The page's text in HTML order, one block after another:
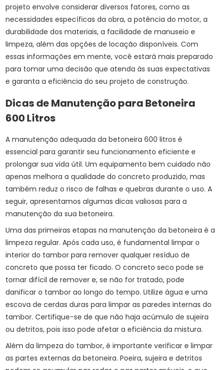
projeto envolve considerar diversos fatores, como as
necessidades específicas da obra, a potência do motor, a
durabilidade dos materiais, a facilidade de manuseio e
limpeza, além das opções de locação disponíveis. Com
essas informações em mente, você estará mais preparado
para tomar uma decisão que atenda às suas expectativas
e garanta a eficiência do seu projeto de construção.
Dicas de Manutenção para Betoneira
600 Litros
A manutenção adequada da betoneira 600 litros é
essencial para garantir seu funcionamento eficiente e
prolongar sua vida útil. Um equipamento bem cuidado não
apenas melhora a qualidade do concreto produzido, mas
também reduz o risco de falhas e quebras durante o uso. A
seguir, apresentamos algumas dicas valiosas para a
manutenção da sua betoneira.
Uma das primeiras etapas na manutenção da betoneira é a
limpeza regular. Após cada uso, é fundamental limpar o
interior do tambor para remover qualquer resíduo de
concreto que possa ter ficado. O concreto seco pode se
tornar difícil de remover e, se não for tratado, pode
danificar o tambor ao longo do tempo. Utilize água e uma
escova de cerdas duras para limpar as paredes internas do
tambor. Certifique-se de que não haja acúmulo de sujeira
ou detritos, pois isso pode afetar a eficiência da mistura.
Além da limpeza do tambor, é importante verificar e limpar
as partes externas da betoneira. Poeira, sujeira e detritos